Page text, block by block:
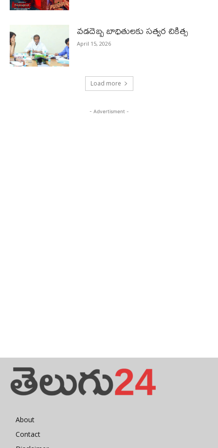
వడదెబ్బ బాధితులకు సత్వర చికిత్స
April 15, 2026
Load more
- Advertisment -
About
Contact